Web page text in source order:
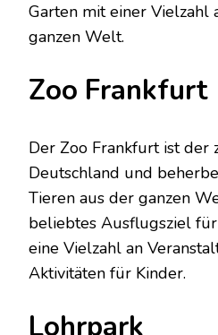
Garten mit einer Vielzahl
ganzen Welt.
Zoo Frankfurt
Der Zoo Frankfurt ist der
Deutschland und
Tieren aus der ganzen
beliebtes Ausflugsziel
eine Vielzahl an
Aktivitäten für Kinder.
Lohrpark